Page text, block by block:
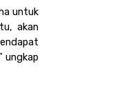
untuk
akan
ungkap